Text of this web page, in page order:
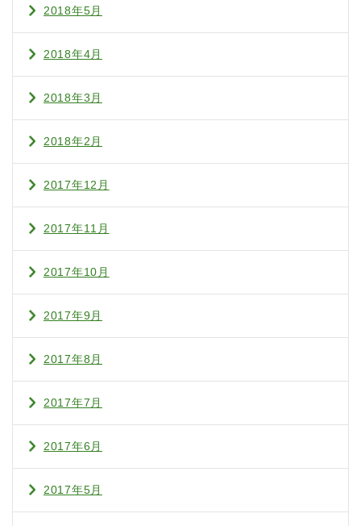
2018年5月
2018年4月
2018年3月
2018年2月
2017年12月
2017年11月
2017年10月
2017年9月
2017年8月
2017年7月
2017年6月
2017年5月